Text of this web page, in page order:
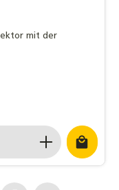
mit der
Wert